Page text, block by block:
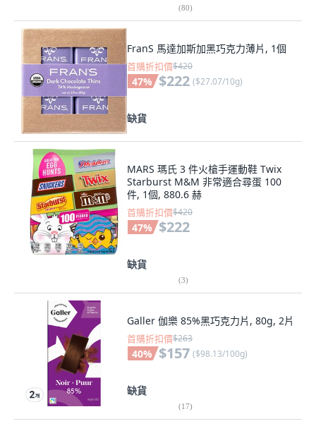
(80)
FranS 馬達加斯加黑巧克力薄片, 1個
首購折扣價$420
47% $222 ($27.07/10g)
缺貨
MARS 瑪氏 3 件火槍手運動鞋 Twix
Starburst M&M 非常適合尋蛋 100
件, 1個, 880.6 赫
首購折扣價$420
47% $222
缺貨
(3)
Galler 伽樂 85%黑巧克力片, 80g, 2片
首購折扣價$263
40% $157 ($98.13/100g)
缺貨
(17)